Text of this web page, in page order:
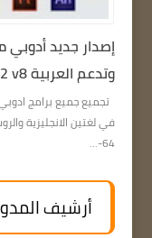
إصدار جديد
وتدعم العربية Adobe Master Collection 2022 v8
تجميع جميع برامج
64-...
أرشيف